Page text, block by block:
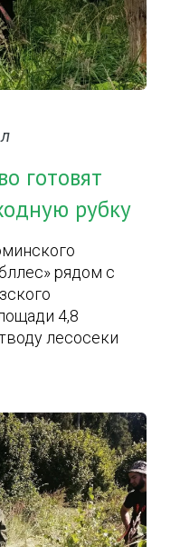
готовят
рубку
рядом с
4,8
лесосеки